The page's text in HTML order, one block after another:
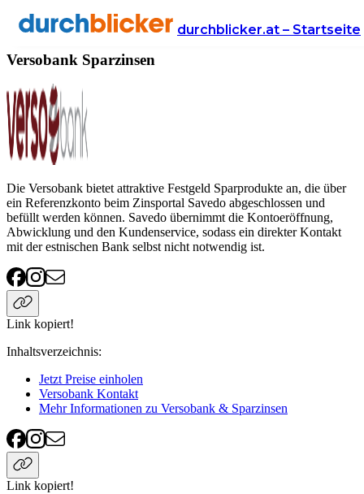
durchblicker.at – Startseite
Anbieter Finanzen sparzinsen Versobank
Versobank Sparzinsen
Die Versobank bietet attraktive Festgeld Sparprodukte an, die über
ein Referenzkonto beim Zinsportal Savedo abgeschlossen und
befüllt werden können. Savedo übernimmt die Kontoeröffnung,
Abwicklung und den Kundenservice, sodass ein direkter Kontakt
mit der estnischen Bank selbst nicht notwendig ist.
Link kopiert!
Inhaltsverzeichnis:
Jetzt Preise einholen
Versobank Kontakt
Mehr Informationen zu Versobank & Sparzinsen
Link kopiert!